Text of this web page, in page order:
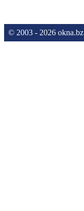
© 2003 - 2026 okna.bz